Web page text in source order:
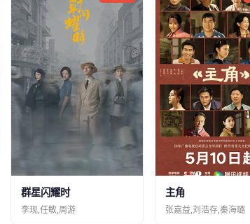
群星闪耀时
李现,任敏,周游
主角
张嘉益,刘浩存,秦海璐